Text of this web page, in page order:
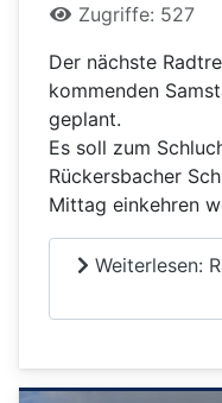
Zugriffe: 527
Der nächste
kommenden
geplant.
Es soll zum
Rückersbacher
Mittag einkehren
Weiterlesen: